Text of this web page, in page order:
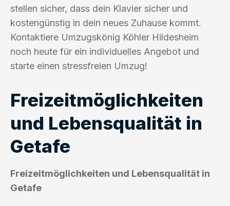
stellen sicher, dass dein Klavier sicher und
kostengünstig in dein neues Zuhause kommt.
Kontaktiere Umzugskönig Köhler Hildesheim
noch heute für ein individuelles Angebot und
starte einen stressfreien Umzug!
Freizeitmöglichkeiten
und Lebensqualität in
Getafe
Freizeitmöglichkeiten und Lebensqualität in
Getafe